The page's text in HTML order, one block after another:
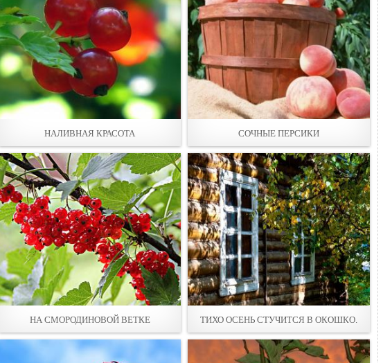
НАЛИВНАЯ КРАСОТА СОЧНЫЕ ПЕРСИКИ
НА СМОРОДИНОВОЙ ВЕТКЕ ТИХО ОСЕНЬ СТУЧИТСЯ В ОКОШКО.